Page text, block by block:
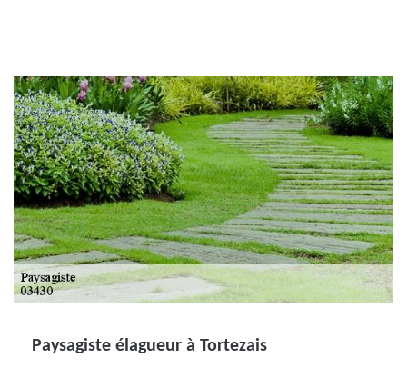
Paysagiste élagueur à Tortezais